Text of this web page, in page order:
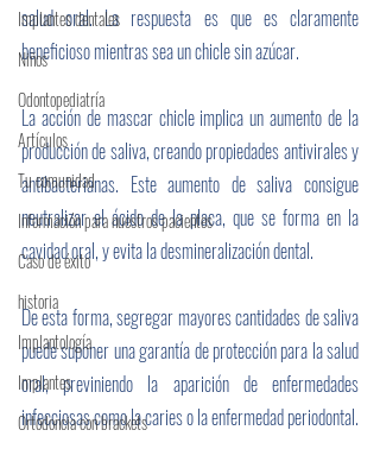
Implantes dentales
Niños
Odontopediatría
Artículos
Tu comunidad
Información para nuestros pacientes
Caso de éxito
historia
Implantología
Implantes
Ortodoncia con brackets
salud oral. La respuesta es que es claramente
beneficioso mientras sea un chicle sin azúcar.
La acción de mascar chicle implica un aumento de la
producción de saliva, creando propiedades antivirales y
antibacterianas. Este aumento de saliva consigue
neutralizar el ácido de la placa, que se forma en la
cavidad oral, y evita la desmineralización dental.
De esta forma, segregar mayores cantidades de saliva
puede suponer una garantía de protección para la salud
oral, previniendo la aparición de enfermedades
infecciosas como la caries o la enfermedad periodontal.